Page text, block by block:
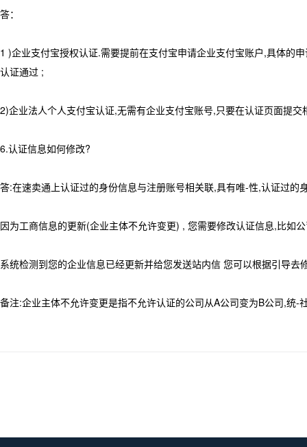
答：
1 )企业支付宝授权认证.需要提前在支付宝申请企业支付宝账户,具体的
认证通过 ;
2)企业法人个人支付宝认证,无需有企业支付宝账号,只要在认证页面提
6.认证信息如何修改?
答:在速卖通上认证过的身份信息与注册账号相关联,具有唯-性,认证过的
因为工商信息的更新(企业主体不允许变更) , 您需要修改认证信息,比如
系统检测到您的企业信息已经更新并给您发送站内信 您可以根据引导去
备注:企业主体不允许变更是指不允许认证的公司从A公司变为B公司,统